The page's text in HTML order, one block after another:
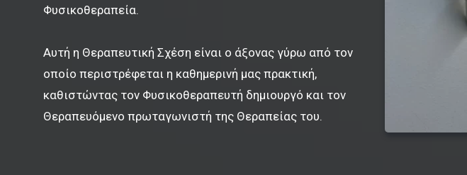
Φυσικοθεραπεία.
Αυτή η Θεραπευτική Σχέση είναι ο άξονας γύρω από τον
οποίο περιστρέφεται η καθημερινή μας πρακτική,
καθιστώντας τον Φυσικοθεραπευτή δημιουργό και τον
Θεραπευόμενο πρωταγωνιστή της Θεραπείας του.